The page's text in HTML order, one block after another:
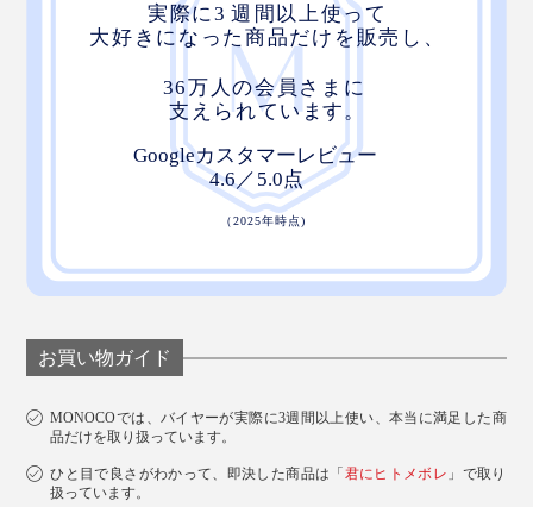
お買い物ガイド
MONOCOでは、バイヤーが実際に3週間以上使い、本当に満足した商
品だけを取り扱っています。
ひと目で良さがわかって、即決した商品は「 君にヒトメボレ 」で取り
扱っています。